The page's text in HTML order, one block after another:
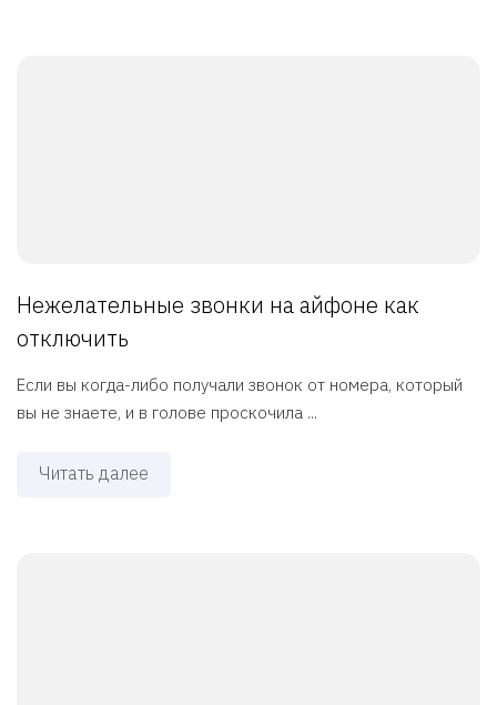
Нежелательные звонки на айфоне как
отключить
Если вы когда-либо получали звонок от номера, который
вы не знаете, и в голове проскочила ...
Читать далее